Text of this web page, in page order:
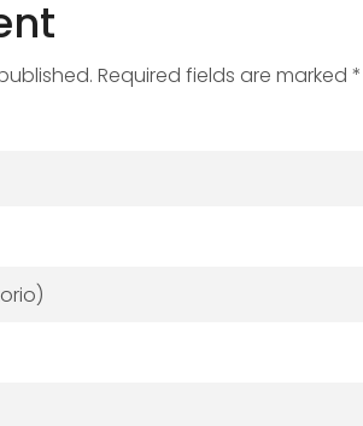
Required fields are marked *